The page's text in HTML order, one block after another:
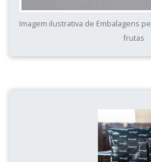
Imagem ilustrativa de Embalagens
frutas